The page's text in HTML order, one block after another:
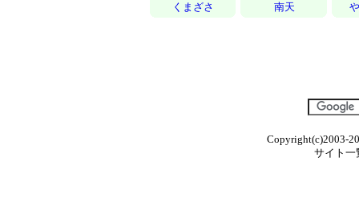
くまざさ 南天
Copyright(c)2003-
サイト